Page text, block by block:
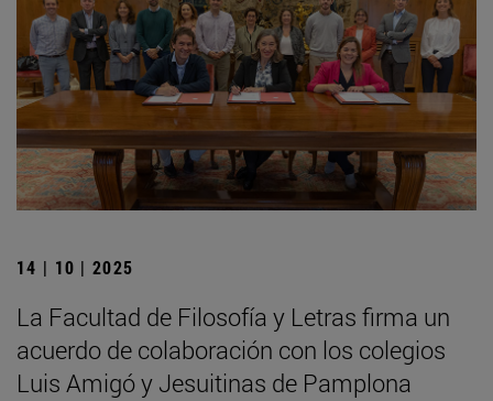
14 | 10 | 2025
La Facultad de Filosofía y Letras firma un
acuerdo de colaboración con los colegios
Luis Amigó y Jesuitinas de Pamplona